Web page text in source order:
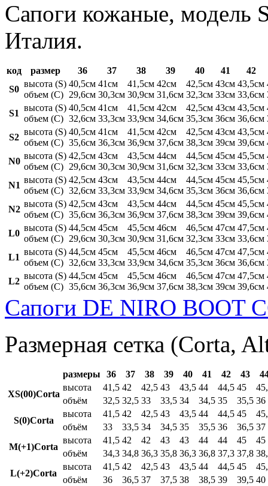
Сапоги кожаные, модель
Италия.
код размер 36 37 38 39 40 41
42
S0
высота (S)
объем (C)
40,5см
29,6см
41см
30,3см
41,5см
30,9см
42см
31,6см
42,5см
32,3см
43см
33см
43,5см
33,6см
S1
высота (S)
объем (C)
40,5см
32,6см
41см
33,3см
41,5см
33,9см
42см
34,6см
42,5см
35,3см
43см
36см
43,5см
36,6см
S2
высота (S)
объем (C)
40,5см
35,6см
41см
36,3см
41,5см
36,9см
42см
37,6см
42,5см
38,3см
43см
39см
43,5см
39,6см
N0
высота (S)
объем (C)
42,5см
29,6см
43см
30,3см
43,5см
30,9см
44см
31,6см
44,5см
32,3см
45см
33см
45,5см
33,6см
N1
высота (S)
объем (C)
42,5см
32,6см
43см
33,3см
43,5см
33,9см
44см
34,6см
44,5см
35,3см
45см
36см
45,5см
36,6см
N2
высота (S)
объем (C)
42,5см
35,6см
43см
36,3см
43,5см
36,9см
44см
37,6см
44,5см
38,3см
45см
39см
45,5см
39,6см
L0
высота (S)
объем (C)
44,5см
29,6см
45см
30,3см
45,5см
30,9см
46см
31,6см
46,5см
32,3см
47см
33см
47,5см
33,6см
L1
высота (S)
объем (C)
44,5см
32,6см
45см
33,3см
45,5см
33,9см
46см
34,6см
46,5см
35,3см
47см
36см
47,5см
36,6см
L2
высота (S)
объем (C)
44,5см
35,6см
45см
36,3см
45,5см
36,9см
46см
37,6см
46,5см
38,3см
47см
39см
47,5см
39,6см
Сапоги DE NIRO BOOT
Размерная сетка (Corta,
размеры 36 37 38 39 40 41 42 43
XS(00)Corta
высота 41,5 42 42,5 43 43,5 44 44,5 45
объём
32,5 32,5 33 33,5 34 34,5 35 35,5 36
S(0)Corta
высота 41,5 42 42,5 43 43,5 44 44,5 45
объём
33 33,5 34 34,5 35 35,5 36 36,5 37
M(+1)Corta
высота 41,5 42 42 43 43 44 44 45
45
объём
34,3 34,8 36,3 35,8 36,3 36,8 37,3 37,8
L(+2)Corta
высота 41,5 42 42,5 43 43,5 44 44,5 45
объём
36 36,5 37 37,5 38 38,5 39 39,5 40